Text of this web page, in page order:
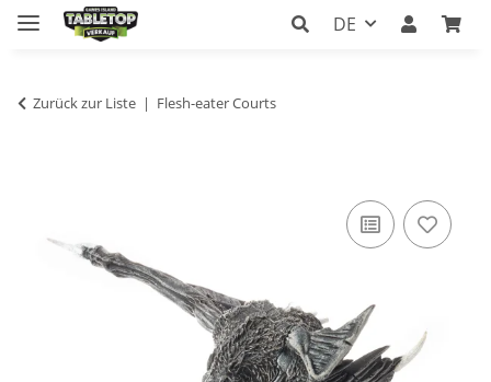
DE
Zurück zur Liste Flesh-eater Courts